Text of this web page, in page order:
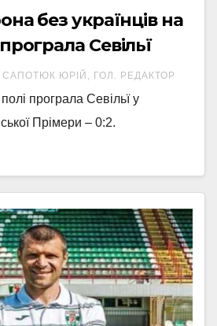
без українців на
Севільї
САПОТЮК ЮРІЙ, ГОЛ. РЕДАКТОР
програла Севільї у
Прімери – 0:2.